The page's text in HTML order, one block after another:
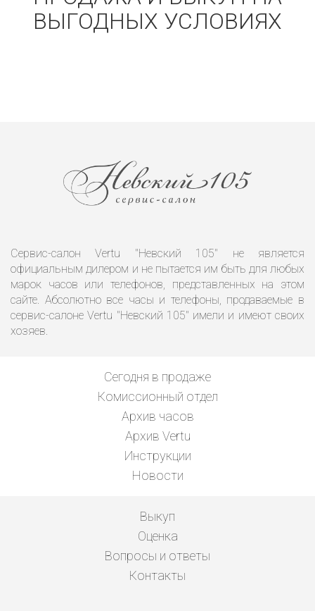
ВЫГОДНЫХ УСЛОВИЯХ
Сервис-салон Vertu "Невский 105" не является
официальным дилером и не пытается им быть для любых
марок часов или телефонов, представленных на этом
сайте. Абсолютно все часы и телефоны, продаваемые в
сервис-салоне Vertu "Невский 105" имели и имеют своих
хозяев.
Сегодня в продаже
Комиссионный отдел
Архив часов
Архив Vertu
Инструкции
Новости
Выкуп
Оценка
Вопросы и ответы
Контакты